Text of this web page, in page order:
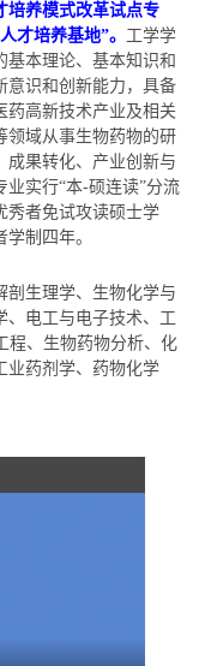
培养模式改革试点专
才培养基地”。 工学学
基本理论、基本知识和
意识和创新能力，具备
药高新技术产业及相关
领域从事生物药物的研
成果转化、产业创新与
业实行“本-硕连读”分流
秀者免试攻读硕士学
制四年。
剖生理学、生物化学与
、电工与电子技术、工
程、生物药物分析、化
业药剂学、药物化学